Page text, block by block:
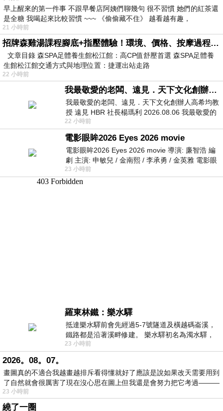
早上醒來的第一件事 不跟早餐店阿姨們聊幾句 很不習慣 她們的紅茶還
是全糖 我喝起來比較習慣 ~~~ 《偷偷藏不住》 越看越有趣，
21 小時前
招牌森雞湯課程腳底+指壓體驗！環境、價格、按摩過程全紀錄，森SPA足體養生館松江館最新價格表
文章目錄 森SPA足體養生館松江館：高CP值舒壓首選 森SPA足體養
生館松江館交通方式與地理位置：捷運出站走路
22 小時前
我最敬愛的老闆、遠見．天下文化創辦人高希均教授
我最敬愛的老闆、遠見．天下文化創辦人高希均教
授 遠見 HBR 社長楊瑪利 2026.08.06 我最敬愛的
老闆、遠見．天下文化創辦人高希均教
22 小時前
電影眼眸2026 Eyes 2026 movie
電影眼眸2026 Eyes 2026 movie 導演: 廉智浩 編
劇 主演: 申敏兒 / 金南熙 / 李承勇 / 金英雅 電影眼
眸2026描述攝影師徐珍因遺
23 小時前
羅東林鐵：樂水驛
抵達樂水驛前會先經過5-7號隧道及橫越碼崙溪，
鐵路都是沿著溪畔修建。 樂水驛初名為濁水驛，
但因與臺鐵集集線車站同名，於1953
23 小時前
2026。08。07。
畫圖真的不適合我越畫越排斥看得懂就好了應該是說如果改天需要用到
了自然就會很厲害了現在沒心思在圖上但我還是會努力把它考過———
23 小時前
繞了一圈